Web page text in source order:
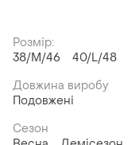
Розмір:
38/M/46
40/L/48
Довжина виробу
Подовжені
Сезон